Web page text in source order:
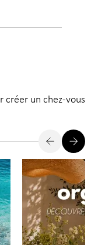
créer un chez-vous